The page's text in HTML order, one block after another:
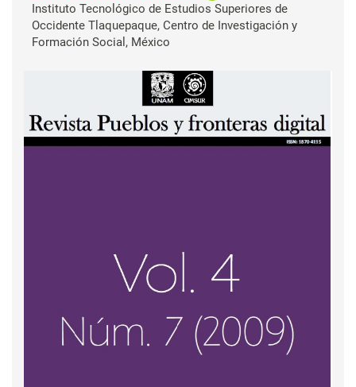
Instituto Tecnológico de Estudios Superiores de
Occidente Tlaquepaque, Centro de Investigación y
Formación Social, México
Barra lateral del artículo